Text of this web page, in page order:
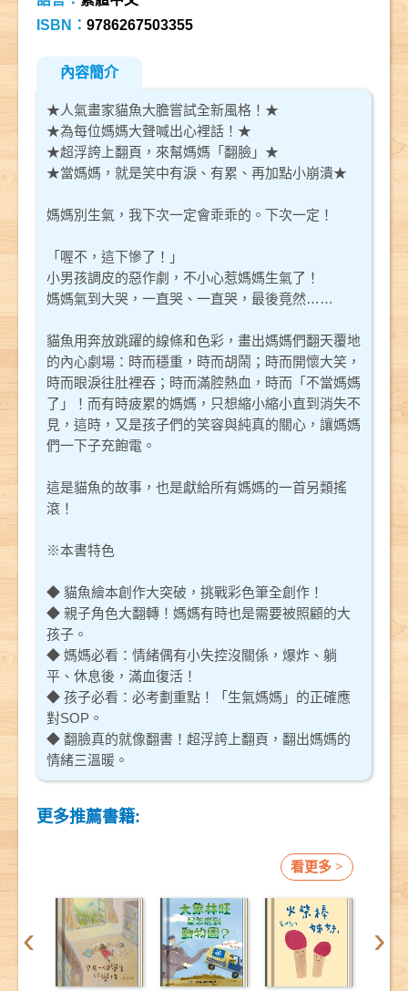
ISBN：9786267503355
內容簡介
★人氣畫家貓魚大膽嘗試全新風格！★
★為每位媽媽大聲喊出心裡話！★
★超浮誇上翻頁，來幫媽媽「翻臉」★
★當媽媽，就是笑中有淚、有累、再加點小崩潰★
媽媽別生氣，我下次一定會乖乖的。下次一定！
「喔不，這下慘了！」
小男孩調皮的惡作劇，不小心惹媽媽生氣了！
媽媽氣到大哭，一直哭、一直哭，最後竟然……
貓魚用奔放跳躍的線條和色彩，畫出媽媽們翻天覆地
的內心劇場：時而穩重，時而胡鬧；時而開懷大笑，
時而眼淚往肚裡吞；時而滿腔熱血，時而「不當媽媽
了」！而有時疲累的媽媽，只想縮小縮小直到消失不
見，這時，又是孩子們的笑容與純真的關心，讓媽媽
們一下子充飽電。
這是貓魚的故事，也是獻給所有媽媽的一首另類搖
滾！
※本書特色
◆ 貓魚繪本創作大突破，挑戰彩色筆全創作！
◆ 親子角色大翻轉！媽媽有時也是需要被照顧的大
孩子。
◆ 媽媽必看：情緒偶有小失控沒關係，爆炸、躺
平、休息後，滿血復活！
◆ 孩子必看：必考劃重點！「生氣媽媽」的正確應
對SOP。
◆ 翻臉真的就像翻書！超浮誇上翻頁，翻出媽媽的
情緒三溫暖。
更多推薦書籍:
看更多 >
‹ ›